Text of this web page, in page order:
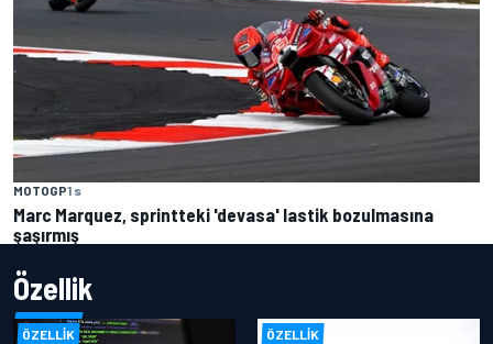
MOTOGP1 s
Marc Marquez, sprintteki 'devasa' lastik bozulmasına
şaşırmış
Özellik
ÖZELLIK ÖZELLIK